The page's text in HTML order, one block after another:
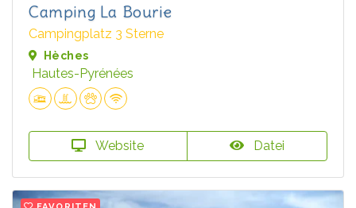
Camping La Bourie
Campingplatz 3 Sterne
Hèches
Hautes-Pyrénées
Website Datei